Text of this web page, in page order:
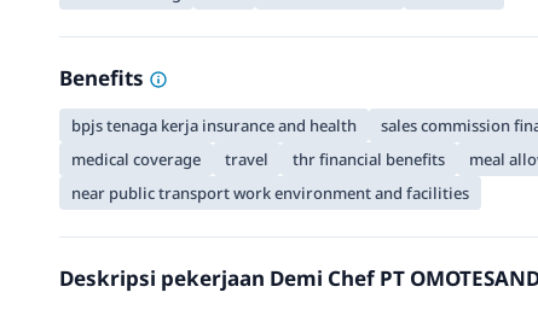
Benefits
bpjs tenaga kerja insurance and health sales commission
medical coverage
travel thr financial benefits
meal
near public transport work environment and facilities
Deskripsi pekerjaan Demi Chef PT